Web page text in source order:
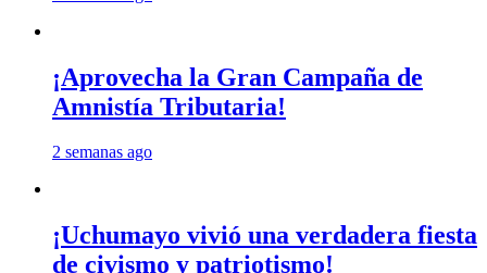
¡Aprovecha la Gran Campaña de
Amnistía Tributaria!
2 semanas ago
¡Uchumayo vivió una verdadera fiesta
de civismo y patriotismo!